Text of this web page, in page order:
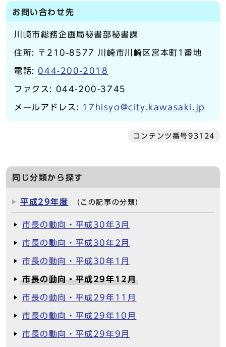
お問い合わせ先
川崎市総務企画局秘書部秘書課
住所: 〒210-8577 川崎市川崎区宮本町1番地
電話: 044-200-2018
ファクス: 044-200-3745
メールアドレス: 17hisyo@city.kawasaki.jp
コンテンツ番号93124
同じ分類から探す
平成29年度 （この記事の分類）
市長の動向・平成30年3月
市長の動向・平成30年2月
市長の動向・平成30年1月
市長の動向・平成29年12月
市長の動向・平成29年11月
市長の動向・平成29年10月
市長の動向・平成29年9月